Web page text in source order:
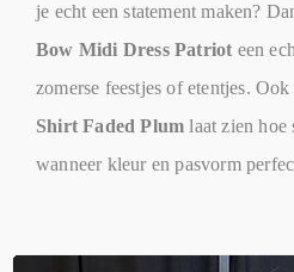
je echt een statement maken?
Bow Midi Dress Patriot een
zomerse feestjes of etentjes.
Shirt Faded Plum laat zien hoe
wanneer kleur en pasvorm